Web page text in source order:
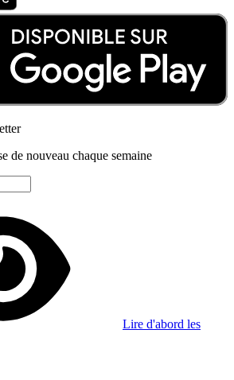
de nouveau chaque semaine
Lire d'abord les